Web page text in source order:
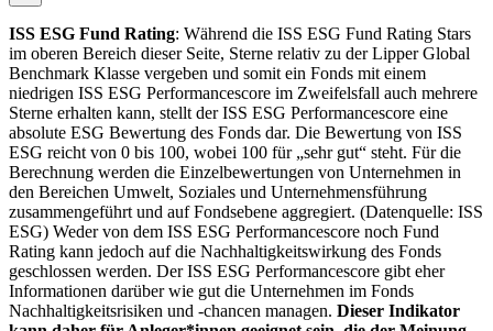
ISS ESG Fund Rating: Während die ISS ESG Fund Rating Stars
im oberen Bereich dieser Seite, Sterne relativ zu der Lipper Global
Benchmark Klasse vergeben und somit ein Fonds mit einem
niedrigen ISS ESG Performancescore im Zweifelsfall auch mehrere
Sterne erhalten kann, stellt der ISS ESG Performancescore eine
absolute ESG Bewertung des Fonds dar. Die Bewertung von ISS
ESG reicht von 0 bis 100, wobei 100 für „sehr gut“ steht. Für die
Berechnung werden die Einzelbewertungen von Unternehmen in
den Bereichen Umwelt, Soziales und Unternehmensführung
zusammengeführt und auf Fondsebene aggregiert. (Datenquelle: ISS
ESG) Weder von dem ISS ESG Performancescore noch Fund
Rating kann jedoch auf die Nachhaltigkeitswirkung des Fonds
geschlossen werden. Der ISS ESG Performancescore gibt eher
Informationen darüber wie gut die Unternehmen im Fonds
Nachhaltigkeitsrisiken und -chancen managen. Dieser Indikator